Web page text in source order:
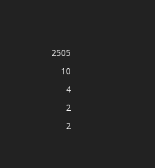
2505
10
4
2
2